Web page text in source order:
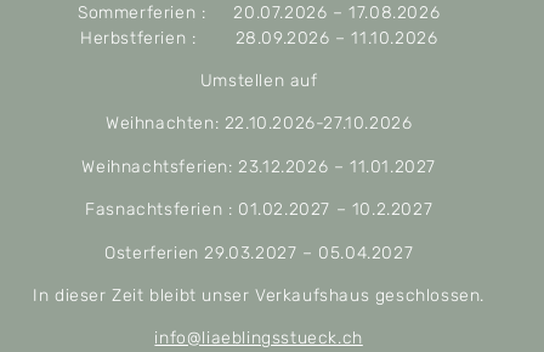
Sommerferien : 20.07.2026 – 17.08.2026
Herbstferien : 28.09.2026 – 11.10.2026
Umstellen auf
Weihnachten: 22.10.2026-27.10.2026
Weihnachtsferien: 23.12.2026 – 11.01.2027
Fasnachtsferien : 01.02.2027 – 10.2.2027
Osterferien 29.03.2027 – 05.04.2027
In dieser Zeit bleibt unser Verkaufshaus geschlossen.
info@liaeblingsstueck.ch